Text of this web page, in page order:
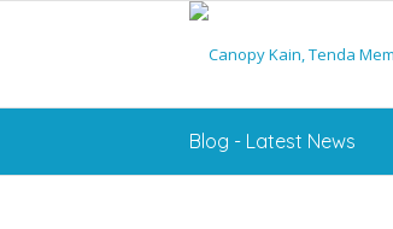
Blog - Latest News